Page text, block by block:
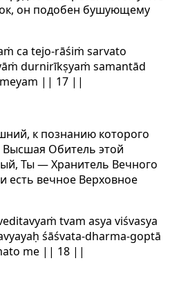
он подобен бушующему
ca tejo-rāśiṁ sarvato
durnirīkṣyaṁ samantād
|| 17 ||
к познанию которого
Обитель этой
Ты — Хранитель Вечного
есть вечное Верховное
tvam asya viśvasya
śāśvata-dharma-goptā
me || 18 ||